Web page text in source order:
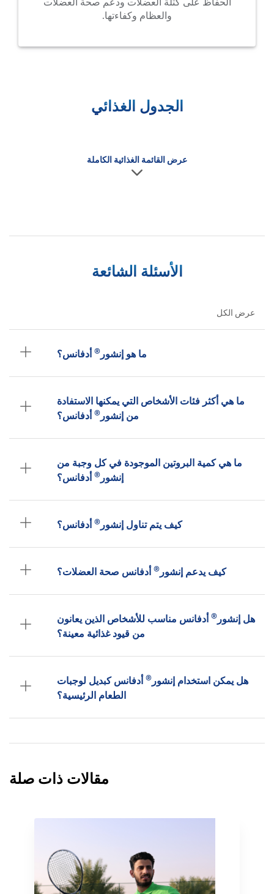
والعظام وكفاءتها.
الجدول الغذائي
عرض القائمة الغذائية الكاملة
الأسئلة الشائعة
عرض الكل
ما هو إنشور®أدفانس؟
ما هي أكثر فئات الأشخاص التي يمكنها الاستفادة
من إنشور®أدفانس؟
ما هي كمية البروتين الموجودة في كل وجبة من
إنشور®أدفانس؟
كيف يتم تناول إنشور®أدفانس؟
كيف يدعم إنشور®أدفانس صحة العضلات؟
هل إنشور®أدفانس مناسب للأشخاص الذين يعانون
من قيود غذائية معينة؟
هل يمكن استخدام إنشور®أدفانس كبديل لوجبات
الطعام الرئيسية؟
مقالات ذات صلة